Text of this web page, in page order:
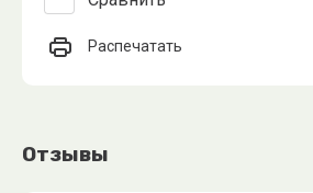
Распечатать
Отзывы